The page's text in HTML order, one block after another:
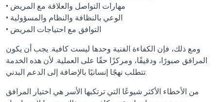
• مهارات التواصل والعلاقة مع المريض
• الوعي بالنظافة والنظام والمسؤولية
• التوافق مع احتياجات المريض
ومع ذلك، فإن الكفاءة الفنية وحدها ليست كافية. يجب أن يكون
المرافق صبورًا، ودقيقًا، ومركزًا حقًا على العملية. لأن هذه الخدمة
تتطلب نهجًا إنسانيًا بالإضافة إلى الدعم البدني.
من الأخطاء الأكثر شيوعًا التي ترتكبها الأسر هي اختيار المرافق